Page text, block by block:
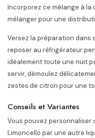
Incorporez ce mélange à la
mélanger pour une
Versez la préparation dans
reposer au réfrigérateur
idéalement toute une nuit
servir, démoulez
zestes de citron pour une
Conseils et Variantes
Vous pouvez
Limoncello par une autre